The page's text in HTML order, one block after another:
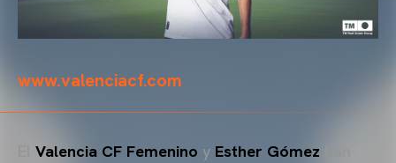
www.valenciacf.com
Valencia CF Femenino y Esther Gómez